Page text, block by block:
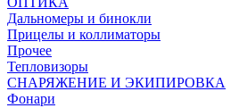
Дальномеры и бинокли
Прицелы и коллиматоры
Прочее
Тепловизоры
СНАРЯЖЕНИЕ И ЭКИПИРОВКА
Фонари